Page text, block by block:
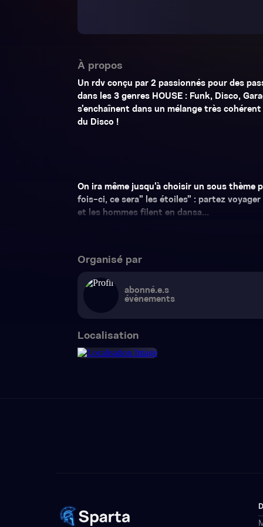
À propos
Un rdv conçu par 2 passionnés pour des
dans les 3 genres HOUSE : Funk, Disco,
s’enchaînent dans un mélange très
du Disco !
On ira même jusqu'à choisir un sous
fois-ci, ce sera” les étoiles” : partez
et les hommes filent en dansa...
Organisé par
abonné.e.s
évènements
Localisation